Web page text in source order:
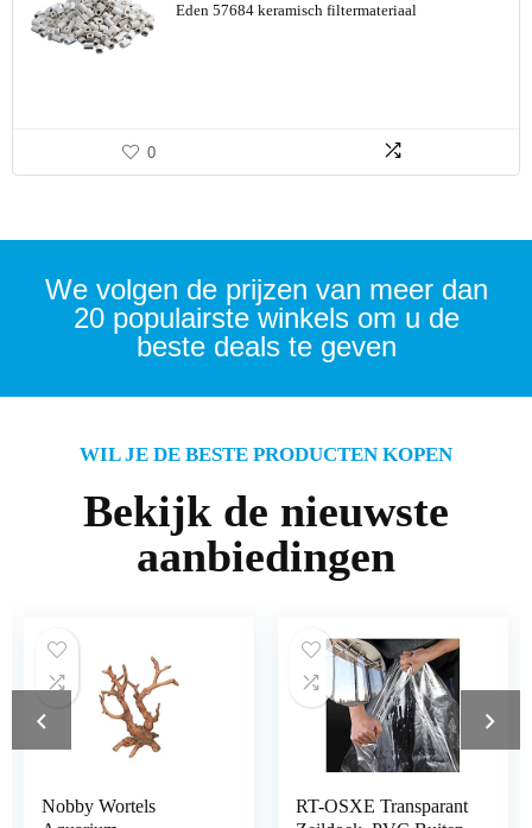
Eden 57684 keramisch filtermateriaal
0
We volgen de prijzen van meer dan
20 populairste winkels om u de
beste deals te geven
WIL JE DE BESTE PRODUCTEN KOPEN
Bekijk de nieuwste
aanbiedingen
RT-OSXE Transparant
Wiltec Drukregelaar